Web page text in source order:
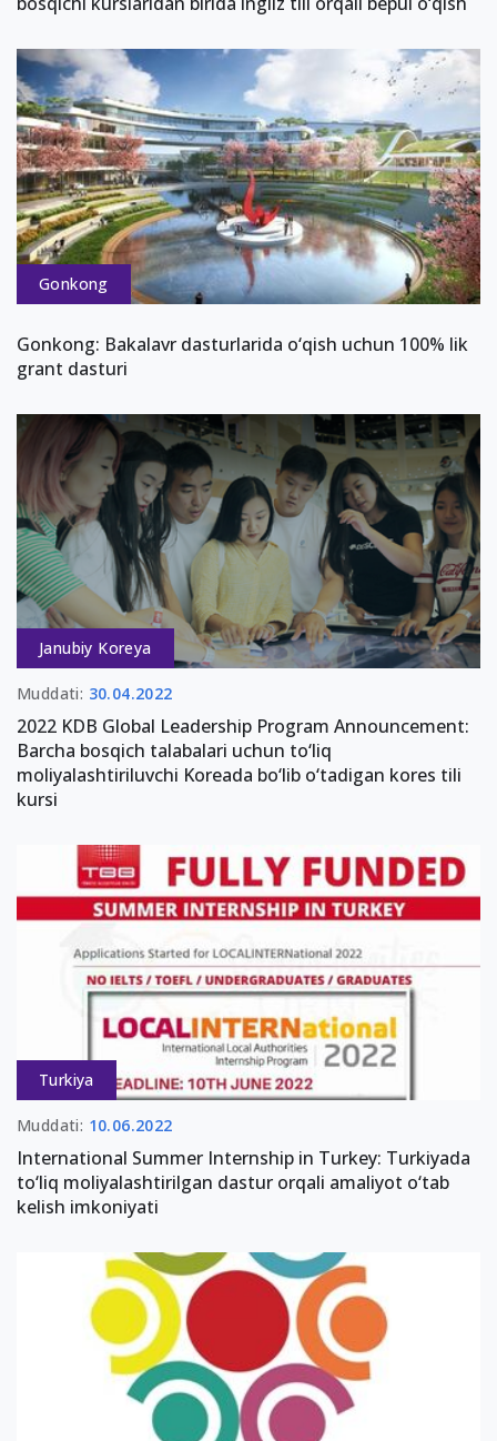
Gonkong
Gonkong: Bakalavr dasturlarida o‘qish uchun 100% lik
grant dasturi
Janubiy Koreya
Muddati: 30.04.2022
2022 KDB Global Leadership Program Announcement:
Barcha bosqich talabalari uchun to‘liq
moliyalashtiriluvchi Koreada bo‘lib o‘tadigan kores tili
kursi
Turkiya
Muddati: 10.06.2022
International Summer Internship in Turkey: Turkiyada
to‘liq moliyalashtirilgan dastur orqali amaliyot o‘tab
kelish imkoniyati